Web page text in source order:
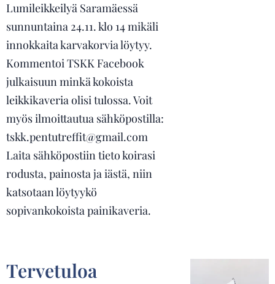
Lumileikkeilyä Saramäessä
sunnuntaina 24.11. klo 14 mikäli
innokkaita karvakorvia löytyy.
Kommentoi TSKK Facebook
julkaisuun minkä kokoista
leikkikaveria olisi tulossa. Voit
myös ilmoittautua sähköpostilla:
tskk.pentutreffit@gmail.com
Laita sähköpostiin tieto koirasi
rodusta, painosta ja iästä, niin
katsotaan löytyykö
sopivankokoista painikaveria.
Tervetuloa